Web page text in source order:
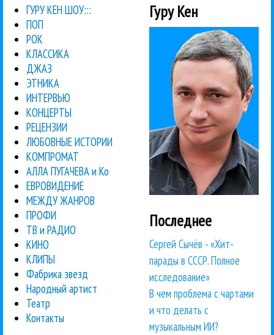
ГУРУ КЕН ШОУ:::
ПОП
РОК
КЛАССИКА
ДЖАЗ
ЭТНИКА
ИНТЕРВЬЮ
КОНЦЕРТЫ
РЕЦЕНЗИИ
ЛЮБОВНЫЕ ИСТОРИИ
КОМПРОМАТ
АЛЛА ПУГАЧЕВА и Ко
ЕВРОВИДЕНИЕ
МЕЖДУ ЖАНРОВ
ПРОФИ
ТВ и РАДИО
КИНО
КЛИПЫ
Фабрика звезд
Народный артист
Театр
Контакты
Гуру Кен
Последнее
Сергей Сычёв - «Хит-
парады в СССР. Полное
исследование»
В чем проблема с чартами
и что делать с
музыкальным ИИ?